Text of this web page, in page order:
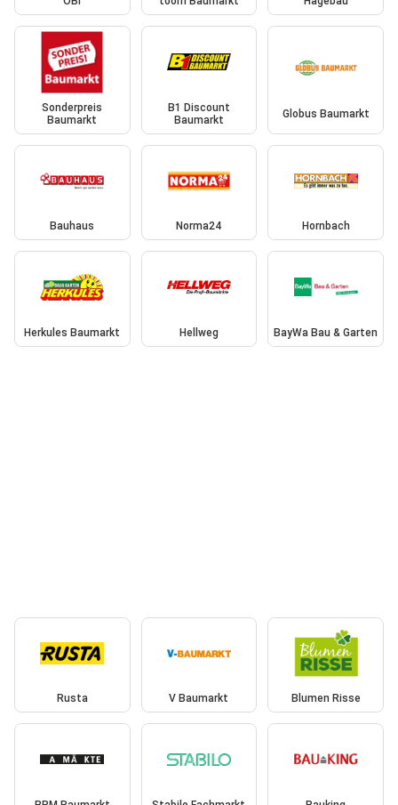
Sonderpreis
Baumarkt
B1 Discount
Baumarkt
Globus Baumarkt
Bauhaus Norma24 Hornbach
Herkules Baumarkt Hellweg BayWa Bau & Garten
Rusta V Baumarkt Blumen Risse